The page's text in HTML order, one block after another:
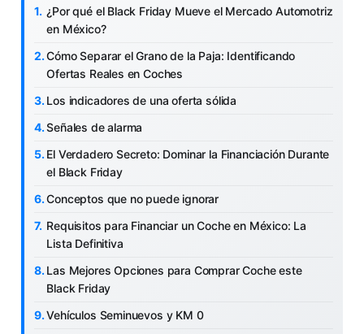
¿Por qué el Black Friday Mueve el Mercado Automotriz
en México?
Cómo Separar el Grano de la Paja: Identificando
Ofertas Reales en Coches
Los indicadores de una oferta sólida
Señales de alarma
El Verdadero Secreto: Dominar la Financiación Durante
el Black Friday
Conceptos que no puede ignorar
Requisitos para Financiar un Coche en México: La
Lista Definitiva
Las Mejores Opciones para Comprar Coche este
Black Friday
Vehículos Seminuevos y KM 0